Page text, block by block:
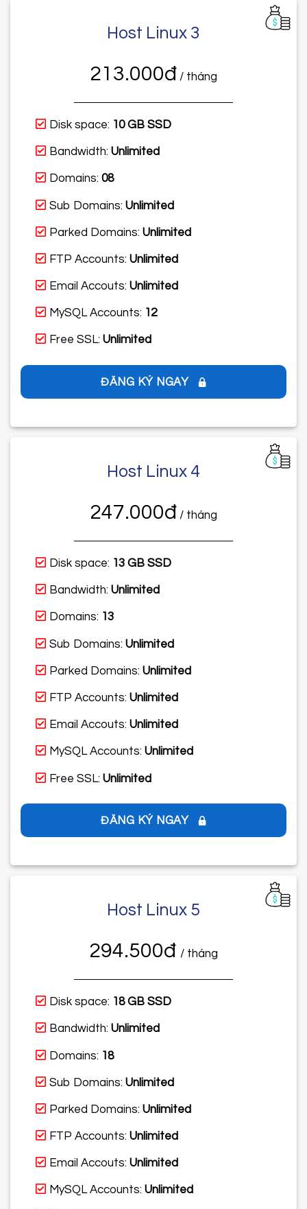
Host Linux 3
213.000đ / tháng
Disk space: 10 GB SSD
Bandwidth:Unlimited
Domains:08
Sub Domains:Unlimited
Parked Domains:Unlimited
FTP Accounts:Unlimited
Email Accouts:Unlimited
MySQL Accounts: 12
Free SSL:Unlimited
ĐĂNG KÝ NGAY
Host Linux 4
247.000đ / tháng
Disk space: 13 GB SSD
Bandwidth:Unlimited
Domains: 13
Sub Domains:Unlimited
Parked Domains:Unlimited
FTP Accounts:Unlimited
Email Accouts:Unlimited
MySQL Accounts:Unlimited
Free SSL:Unlimited
ĐĂNG KÝ NGAY
Host Linux 5
294.500đ / tháng
Disk space: 18 GB SSD
Bandwidth:Unlimited
Domains: 18
Sub Domains:Unlimited
Parked Domains:Unlimited
FTP Accounts:Unlimited
Email Accouts:Unlimited
MySQL Accounts:Unlimited